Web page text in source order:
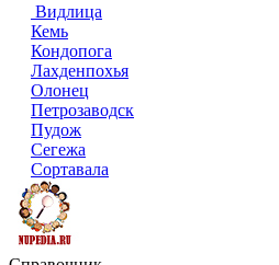
Видлица
Кемь
Кондопога
Лахденпохья
Олонец
Петрозаводск
Пудож
Сегежа
Сортавала